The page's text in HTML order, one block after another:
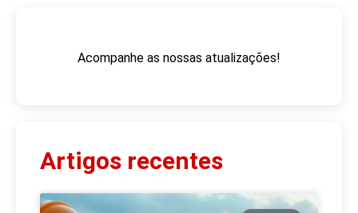
Acompanhe as nossas atualizações!
Artigos recentes